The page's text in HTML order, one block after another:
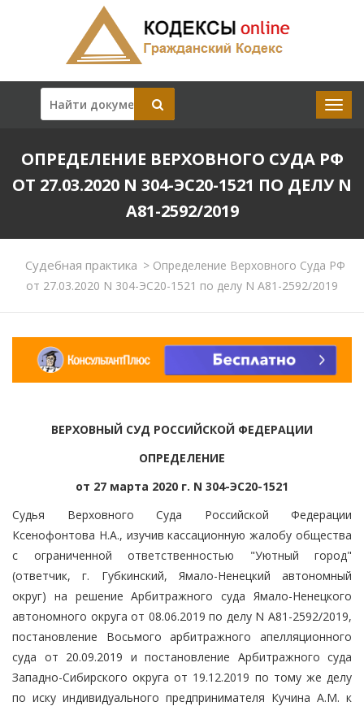
ОПРЕДЕЛЕНИЕ ВЕРХОВНОГО СУДА РФ
ОТ 27.03.2020 N 304-ЭС20-1521 ПО ДЕЛУ N
А81-2592/2019
Судебная практика >Определение Верховного Суда РФ
от 27.03.2020 N 304-ЭС20-1521 по делу N А81-2592/2019
ВЕРХОВНЫЙ СУД РОССИЙСКОЙ ФЕДЕРАЦИИ
ОПРЕДЕЛЕНИЕ
от 27 марта 2020 г. N 304-ЭС20-1521
Судья Верховного Суда Российской Федерации
Ксенофонтова Н.А., изучив кассационную жалобу общества
с ограниченной ответственностью "Уютный город"
(ответчик, г. Губкинский, Ямало-Ненецкий автономный
округ) на решение Арбитражного суда Ямало-Ненецкого
автономного округа от 08.06.2019 по делу N А81-2592/2019,
постановление Восьмого арбитражного апелляционного
суда от 20.09.2019 и постановление Арбитражного суда
Западно-Сибирского округа от 19.12.2019 по тому же делу
по иску индивидуального предпринимателя Кучина А.М. к